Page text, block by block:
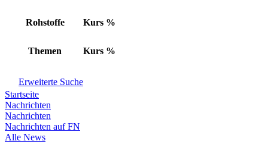
Rohstoffe Kurs %
Themen Kurs %
Erweiterte Suche
Startseite
Nachrichten
Nachrichten
Nachrichten auf FN
Alle News